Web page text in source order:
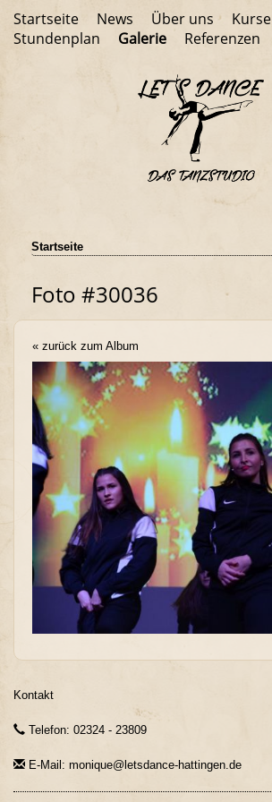
Startseite News Über uns
Kurse
Stundenplan
Galerie Referenzen
Startseite
Foto #30036
« zurück zum Album
Kontakt
Telefon: 02324 - 23809
E-Mail: monique@letsdance-hattingen.de